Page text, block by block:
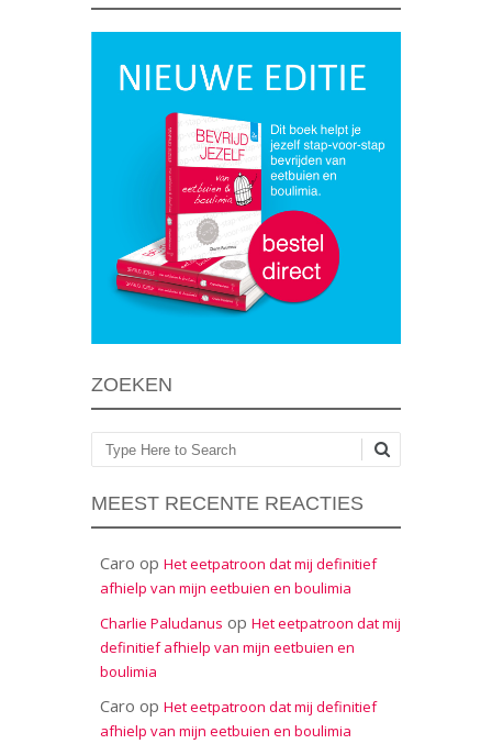
ZOEKEN
Zoeken
MEEST RECENTE REACTIES
Caro op Het eetpatroon dat mij definitief
afhielp van mijn eetbuien en boulimia
Charlie Paludanus op Het eetpatroon dat mij
definitief afhielp van mijn eetbuien en
boulimia
Caro op Het eetpatroon dat mij definitief
afhielp van mijn eetbuien en boulimia